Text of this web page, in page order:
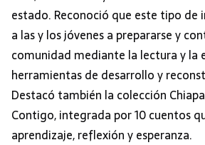
estado. Reconoció que este tipo de
a las y los jóvenes a prepararse y
comunidad mediante la lectura y la
herramientas de desarrollo y
Destacó también la colección
Contigo, integrada por 10 cuentos
aprendizaje, reflexión y esperanza.